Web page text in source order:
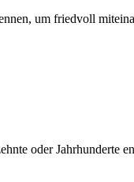
um friedvoll
oder Jahrhunderte